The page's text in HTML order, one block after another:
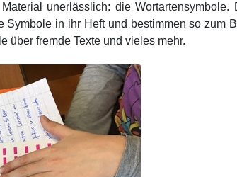
unerlässlich: die Wortartensymbole.
Symbole in ihr Heft und bestimmen so zum
über fremde Texte und vieles mehr.